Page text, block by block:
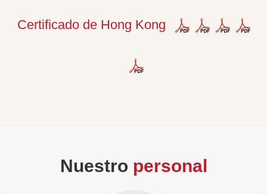
Certificado de Hong Kong
Nuestro personal